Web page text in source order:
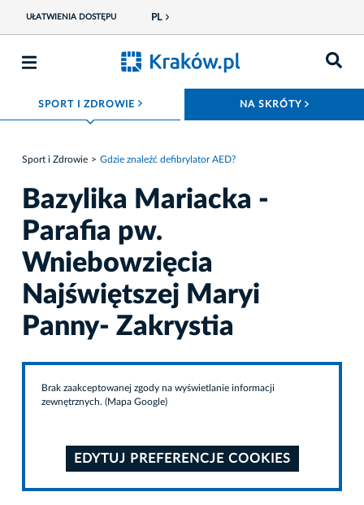
UŁATWIENIA DOSTĘPU PL
SPORT I ZDROWIE ROZWIŃ MENU NA SKRÓTY
Sport i Zdrowie Gdzie znaleźć defibrylator AED?
Bazylika Mariacka -
Parafia pw.
Wniebowzięcia
Najświętszej Maryi
Panny- Zakrystia
Brak zaakceptowanej zgody na wyświetlanie informacji
zewnętrznych. (Mapa Google)
EDYTUJ PREFERENCJE COOKIES